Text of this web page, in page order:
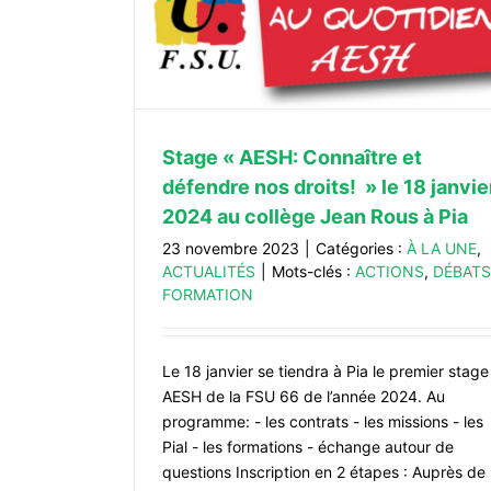
Stage « AESH: Connaître et
défendre nos droits! » le 18
2024 au collège Jean Rous à Pia
23 novembre 2023 Catégories : À LA UNE,
ACTUALITÉS
Mots-clés : ACTIONS, DÉBATS
FORMATION
Le 18 janvier se tiendra à Pia le premier stage
AESH de la FSU 66 de l’année 2024. Au
programme: - les contrats - les missions - les
Pial - les formations - échange autour de
questions Inscription en 2 étapes : Auprès de